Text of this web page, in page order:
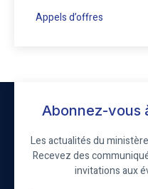
Appels d’offres
Abonnez-vous
Les actualités du
Recevez des
invitations aux